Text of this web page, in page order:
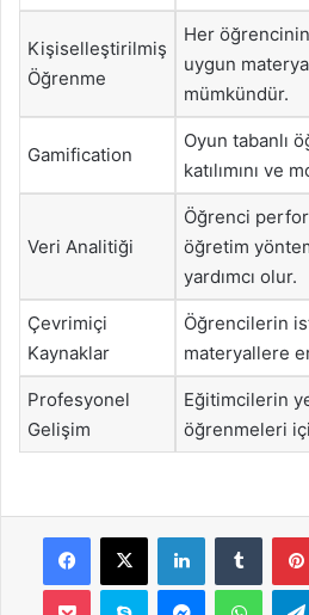
Kişiselleştirilmiş
Öğrenme
Her
uygun
mümkündür.
Gamification
Oyun tabanlı
katılımını ve
Veri Analitiği
Öğrenci
öğretim
yardımcı olur.
Çevrimiçi
Kaynaklar
Öğrencilerin
materyallere
Profesyonel
Gelişim
Eğitimcilerin
öğrenmeleri
Facebook
X LinkedIn
Pocket Skype Messenger